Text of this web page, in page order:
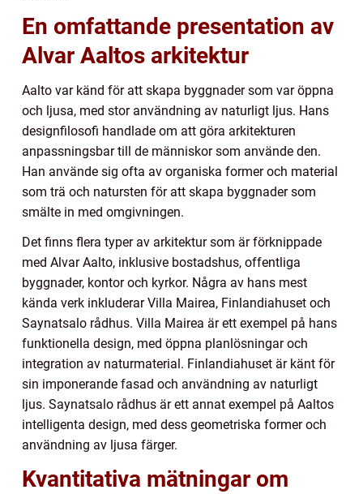
En omfattande presentation av
Alvar Aaltos arkitektur
Aalto var känd för att skapa byggnader som var öppna
och ljusa, med stor användning av naturligt ljus. Hans
designfilosofi handlade om att göra arkitekturen
anpassningsbar till de människor som använde den.
Han använde sig ofta av organiska former och material
som trä och natursten för att skapa byggnader som
smälte in med omgivningen.
Det finns flera typer av arkitektur som är förknippade
med Alvar Aalto, inklusive bostadshus, offentliga
byggnader, kontor och kyrkor. Några av hans mest
kända verk inkluderar Villa Mairea, Finlandiahuset och
Saynatsalo rådhus. Villa Mairea är ett exempel på hans
funktionella design, med öppna planlösningar och
integration av naturmaterial. Finlandiahuset är känt för
sin imponerande fasad och användning av naturligt
ljus. Saynatsalo rådhus är ett annat exempel på Aaltos
intelligenta design, med dess geometriska former och
användning av ljusa färger.
Kvantitativa mätningar om